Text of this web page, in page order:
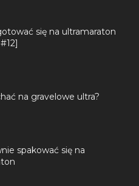
się na ultramaraton
na gravelowe ultra?
spakować się na